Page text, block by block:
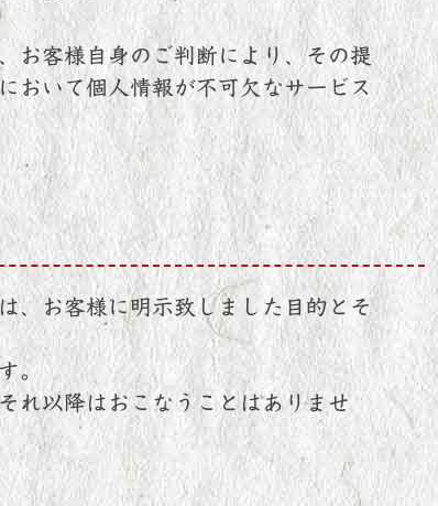
お客様自身のご判断により、その提
おいて個人情報が不可欠なサービス
、お客様に明示致しました目的とそ
。
れ以降はおこなうことはありませ